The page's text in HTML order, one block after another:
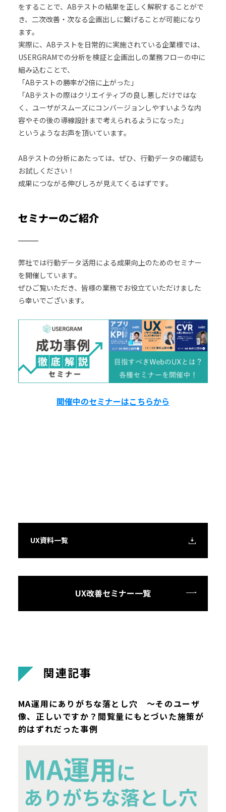
をすることで、ABテストの結果を正しく解釈することがで
き、二次改善・次なる企画出しに繋げることが可能になり
ます。
実際に、ABテストを日常的に実施されている企業様では、
USERGRAMでの分析を検証と企画出しの業務フローの中に
組み込むことで、
「ABテストの勝率が2倍に上がった」
「ABテストの際はクリエイティブの良し悪しだけではな
く、ユーザがスムーズにコンバージョンしやすいような内
容やその後の導線設計まで考えられるようになった」
というようなお声を頂いています。
ABテストの分析にあたっては、ぜひ、行動データの確認も
お試しください！
成果につながる伸びしろが見えてくるはずです。
セミナーのご紹介
弊社では行動データ活用による成果向上のためのセミナー
を開催しています。
ぜひご覧いただき、皆様の業務でお役立ていただけました
ら幸いでございます。
開催中のセミナーはこちらから
UX資料一覧
UX改善セミナー一覧
関連記事
MA運用にありがちな落とし穴 ～そのユーザ
像、正しいですか？閲覧量にもとづいた施策が
的はずれだった事例